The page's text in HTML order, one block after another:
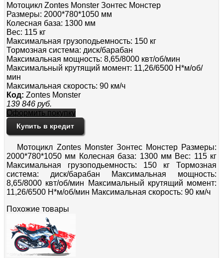
Мотоцикл Zontes Monster Зонтес Монстер
Размеры: 2000*780*1050 мм
Колесная база: 1300 мм
Вес: 115 кг
Максимальная грузоподьемность: 150 кг
Тормозная система: диск/барабан
Максимальная мощность: 8,65/8000 квт/об/мин
Максимальный крутящий момент: 11,26/6500 Н*м/об/
мин
Максимальная скорость: 90 км/ч
Код: Zontes Monster
139 846 руб.
Оформить покупку
Купить в кредит
Мотоцикл Zontes Monster Зонтес Монстер Размеры:
2000*780*1050 мм Колесная база: 1300 мм Вес: 115 кг
Максимальная грузоподьемность: 150 кг Тормозная
система: диск/барабан Максимальная мощность:
8,65/8000 квт/об/мин Максимальный крутящий момент:
11,26/6500 Н*м/об/мин Максимальная скорость: 90 км/ч
Похожие товары